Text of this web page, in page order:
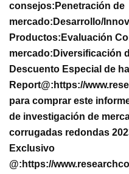
consejos: Penetración de
mercado: Desarrollo/
Productos: Evaluación
mercado: Diversificación
Descuento Especial de
Report@: https://
para comprar este
de investigación de
corrugadas redondas
Exclusivo
@: https://